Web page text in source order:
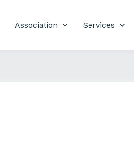
Association Services